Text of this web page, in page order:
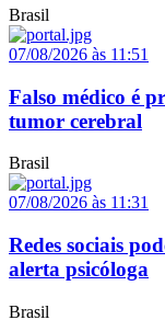
Brasil
07/08/2026 às 11:51
Falso médico é
tumor cerebral
Brasil
07/08/2026 às 11:31
Redes sociais
alerta psicóloga
Brasil